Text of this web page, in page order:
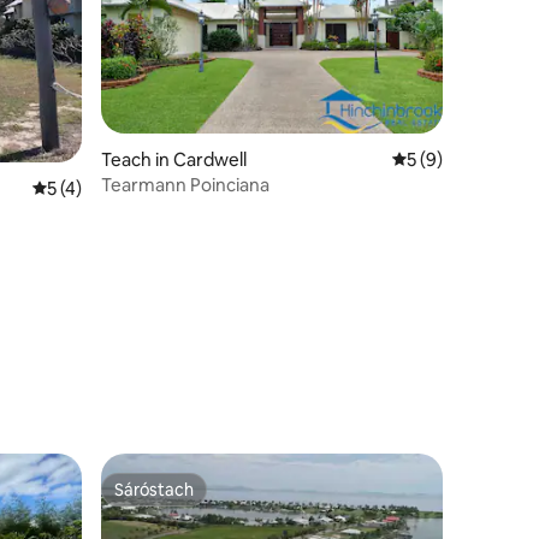
Meánrátáil 5 as 5, 4 léirmheas
5 (4)
Teach in Cardwell Meánrátáil 5 as
5 (9)
Tearmann Poinciana
Sáróstach
Sáróstach